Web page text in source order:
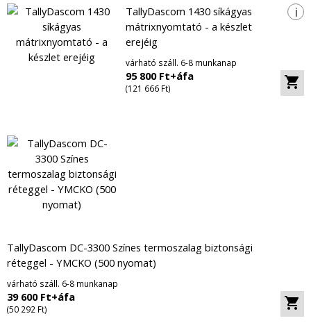
i
TallyDascom 1430 síkágyas
mátrixnyomtató - a készlet
erejéig
várható száll. 6-8 munkanap
95 800 Ft+áfa
(121 666 Ft)
TallyDascom DC-3300 Színes termoszalag biztonsági
réteggel - YMCKO (500 nyomat)
várható száll. 6-8 munkanap
39 600 Ft+áfa
(50 292 Ft)